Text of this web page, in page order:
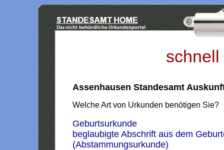
Assenhausen Standesamt
Welche Art von Urkunden benötigen Sie?
Geburtsurkunde
beglaubigte Abschrift aus dem
(Abstammungsurkunde)